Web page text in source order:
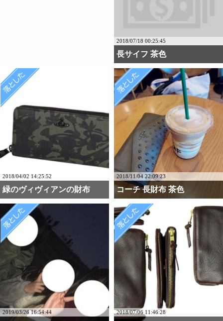
2018/07/18 00:25:45
長サイフ 茶色
2018/04/02 14:25:52
緑のヴィヴィアンの財布
2018/11/04 22:09:23
コーチ 長財布 茶色
2019/03/26 16:54:44 2018/07/06 11:46:28